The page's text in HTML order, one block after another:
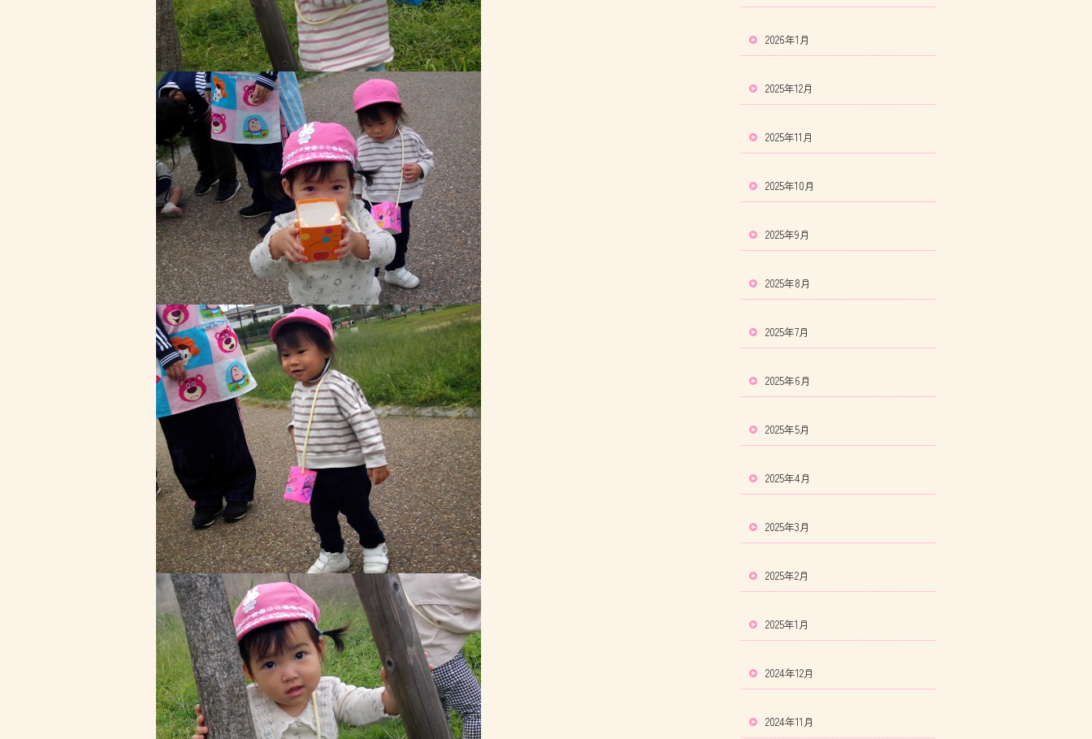
2026年1月
2025年12月
2025年11月
2025年10月
2025年9月
2025年8月
2025年7月
2025年6月
2025年5月
2025年4月
2025年3月
2025年2月
2025年1月
2024年12月
2024年11月